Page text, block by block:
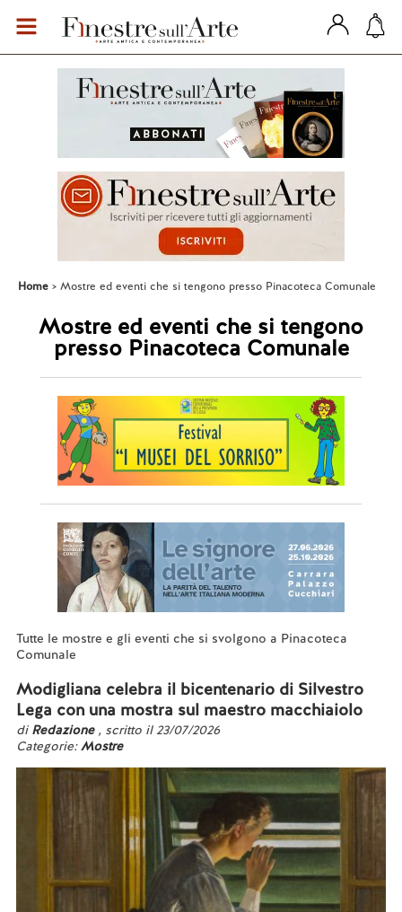
Home Mostre ed eventi che si tengono presso Pinacoteca Comunale
Mostre ed eventi che si tengono
presso Pinacoteca Comunale
Tutte le mostre e gli eventi che si svolgono a Pinacoteca
Comunale
Modigliana celebra il bicentenario di Silvestro
Lega con una mostra sul maestro macchiaiolo
di Redazione , scritto il 23/07/2026
Categorie:Mostre